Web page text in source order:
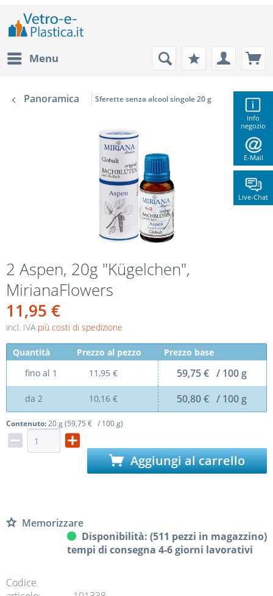
Info
negozio
E-Mail
Live-Chat
Menu
Panoramica Sferette senza alcool singole 20 g
2 Aspen, 20g "Kügelchen",
MirianaFlowers
11,95 €
incl. IVA più costi di spedizione
Quantità Prezzo al pezzo
Prezzo base
fino al 1 11,95 € 59,75 € / 100 g
da 2 10,16 € 50,80 € / 100 g
Contenuto:20 g (59,75 € / 100 g)
Aggiungi al carrello
Memorizzare
Disponibilità: (511 pezzi in magazzino)
tempi di consegna 4-6 giorni lavorativi
Codice